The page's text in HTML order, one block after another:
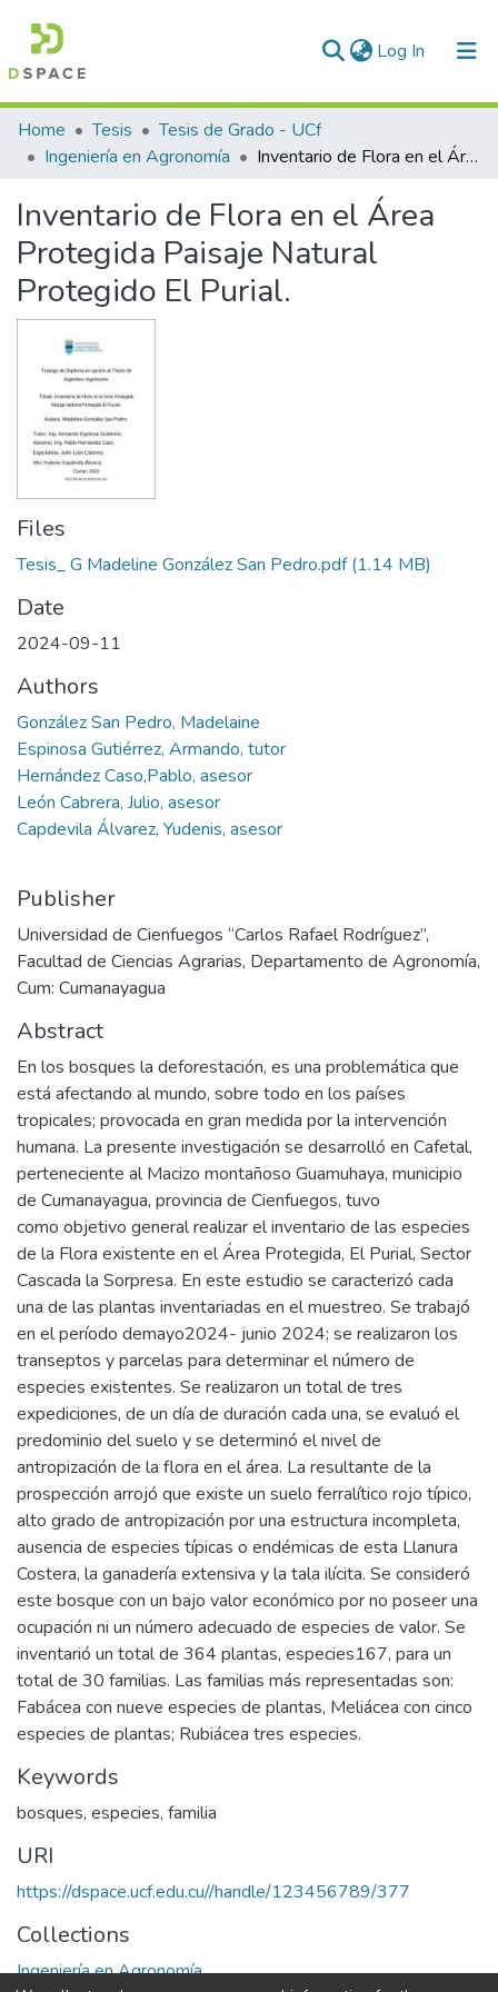
Log In (current)
Communities & Collections
All of DSpace
Statistics
Home Tesis
Tesis de Grado - UCf
Ingeniería en Agronomía
Inventario de Flora en el Área Protegida Paisaje Natural Protegido El Purial.
Inventario de Flora en el Área
Protegida Paisaje Natural
Protegido El Purial.
Files
Tesis_ G Madeline González San Pedro.pdf(1.14 MB)
Date
2024-09-11
Authors
González San Pedro, Madelaine
Espinosa Gutiérrez, Armando, tutor
Hernández Caso,Pablo, asesor
León Cabrera, Julio, asesor
Capdevila Álvarez, Yudenis, asesor
Publisher
Universidad de Cienfuegos “Carlos Rafael Rodríguez”,
Facultad de Ciencias Agrarias, Departamento de Agronomía,
Cum: Cumanayagua
Abstract
En los bosques la deforestación, es una problemática que
está afectando al mundo, sobre todo en los países
tropicales; provocada en gran medida por la intervención
humana. La presente investigación se desarrolló en Cafetal,
perteneciente al Macizo montañoso Guamuhaya, municipio
de Cumanayagua, provincia de Cienfuegos, tuvo
como objetivo general realizar el inventario de las especies
de la Flora existente en el Área Protegida, El Purial, Sector
Cascada la Sorpresa. En este estudio se caracterizó cada
una de las plantas inventariadas en el muestreo. Se trabajó
en el período demayo2024- junio 2024; se realizaron los
transeptos y parcelas para determinar el número de
especies existentes. Se realizaron un total de tres
expediciones, de un día de duración cada una, se evaluó el
predominio del suelo y se determinó el nivel de
antropización de la flora en el área. La resultante de la
prospección arrojó que existe un suelo ferralítico rojo típico,
alto grado de antropización por una estructura incompleta,
ausencia de especies típicas o endémicas de esta Llanura
Costera, la ganadería extensiva y la tala ilícita. Se consideró
este bosque con un bajo valor económico por no poseer una
ocupación ni un número adecuado de especies de valor. Se
inventarió un total de 364 plantas, especies167, para un
total de 30 familias. Las familias más representadas son:
Fabácea con nueve especies de plantas, Meliácea con cinco
especies de plantas; Rubiácea tres especies.
Keywords
bosques, especies, familia
URI
https://dspace.ucf.edu.cu//handle/123456789/377
Collections
Ingeniería en Agronomía